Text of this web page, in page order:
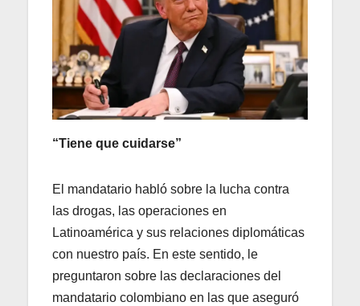
“Tiene que cuidarse”
El mandatario habló sobre la lucha contra
las drogas, las operaciones en
Latinoamérica y sus relaciones diplomáticas
con nuestro país. En este sentido, le
preguntaron sobre las declaraciones del
mandatario colombiano en las que aseguró